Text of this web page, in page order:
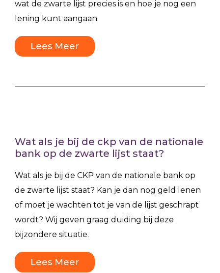
wat de zwarte lijst precies is en hoe je nog een
lening kunt aangaan.
Lees Meer
Wat als je bij de ckp van de nationale
bank op de zwarte lijst staat?
Wat als je bij de CKP van de nationale bank op
de zwarte lijst staat? Kan je dan nog geld lenen
of moet je wachten tot je van de lijst geschrapt
wordt? Wij geven graag duiding bij deze
bijzondere situatie.
Lees Meer